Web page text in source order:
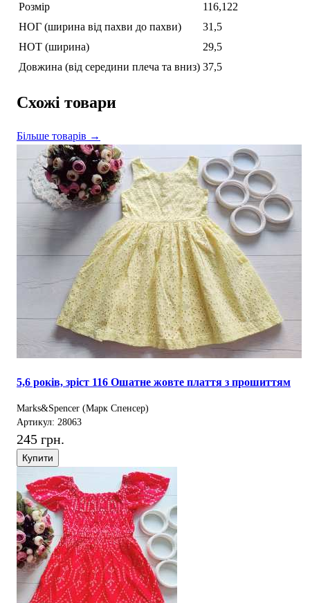
Розмір
116,122
НОГ (ширина від пахви до пахви)
31,5
НОТ (ширина)
29,5
Довжина (від середини плеча та вниз) 37,5
Схожі товари
Більше товарів →
5,6 років, зріст 116 Ошатне жовте плаття з прошиттям
Marks&Spencer (Марк Спенсер)
Артикул: 28063
245 грн.
Купити